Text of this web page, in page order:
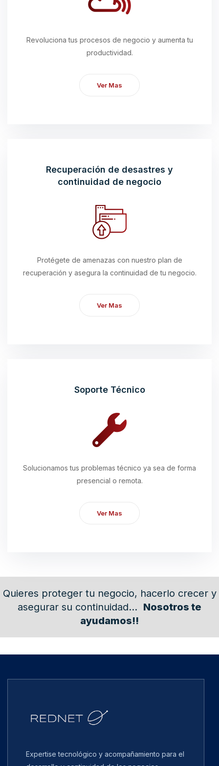
Revoluciona tus procesos de negocio y aumenta tu
productividad.
Ver Mas
Recuperación de desastres y
continuidad de negocio
Protégete de amenazas con nuestro plan de
recuperación y asegura la continuidad de tu negocio.
Ver Mas
Soporte Técnico
Solucionamos tus problemas técnico ya sea de forma
presencial o remota.
Ver Mas
Quieres proteger tu negocio, hacerlo crecer y
asegurar su continuidad… Nosotros te
ayudamos!!
Expertise tecnológico y acompañamiento para el